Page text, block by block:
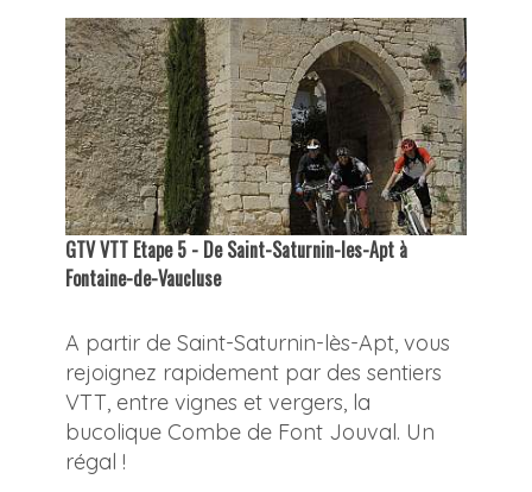
GTV VTT Etape 5 - De Saint-Saturnin-les-Apt à
Fontaine-de-Vaucluse
A partir de Saint-Saturnin-lès-Apt, vous
rejoignez rapidement par des sentiers
VTT, entre vignes et vergers, la
bucolique Combe de Font Jouval. Un
régal !